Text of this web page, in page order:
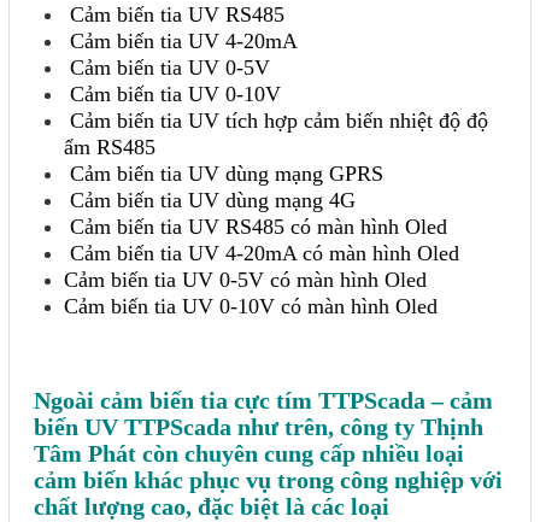
Cảm biến tia UV RS485
Cảm biến tia UV 4-20mA
Cảm biến tia UV 0-5V
Cảm biến tia UV 0-10V
Cảm biến tia UV tích hợp cảm biến nhiệt độ độ
ẩm RS485
Cảm biến tia UV dùng mạng GPRS
Cảm biến tia UV dùng mạng 4G
Cảm biến tia UV RS485 có màn hình Oled
Cảm biến tia UV 4-20mA có màn hình Oled
Cảm biến tia UV 0-5V có màn hình Oled
Cảm biến tia UV 0-10V có màn hình Oled
Ngoài cảm biến tia cực tím TTPScada – cảm
biến UV TTPScada như trên, công ty Thịnh
Tâm Phát còn chuyên cung cấp nhiều loại
cảm biến khác phục vụ trong công nghiệp với
chất lượng cao, đặc biệt là các loại